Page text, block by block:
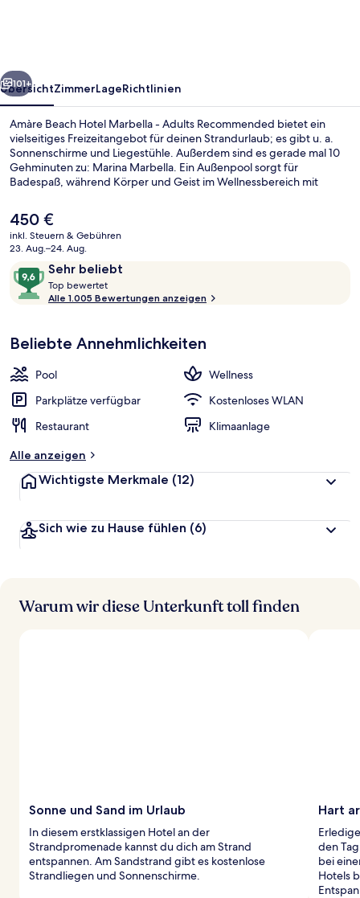
Recommended
Weiter
101+
ÜbersichtZimmerLageRichtlinien
Amàre Beach Hotel Marbella - Adults Recommended bietet ein
vielseitiges Freizeitangebot für deinen Strandurlaub; es gibt u. a.
Sonnenschirme und Liegestühle. Außerdem sind es gerade mal 10
Gehminuten zu: Marina Marbella. Ein Außenpool sorgt für
Badespaß, während Körper und Geist im Wellnessbereich mit
werden. Mare Nostrum ist auf internationale Küche spezialisiert und
eines von insgesamt 3 Restaurants und 2 Bars/Lounges. Eine
Poolbar, Fitnessmöglichkeiten und ein Whirlpool sind weitere
Highlights. Andere Reisende lieben das hilfsbereite Personal und
das Frühstück.
Der
aktuelle
Preis
450 €.
450 €
inkl. Steuern & Gebühren
23. Aug.–24. Aug.
Bewertungen
Sehr beliebt
9,6
von
10,
beliebt
Top bewertet
o
b
r
Alle 1.005 Bewertungen anzeigen
Beliebte Annehmlichkeiten
Pool
Wellness
Parkplätze verfügbar
Kostenloses WLAN
Restaurant
Klimaanlage
Alle anzeigen
Wichtigste Merkmale (12)
Sich wie zu Hause fühlen (6)
Warum wir diese Unterkunft toll finden
Sonne und Sand im Urlaub
In diesem erstklassigen Hotel an der
Strandpromenade kannst du dich am Strand
entspannen. Am Sandstrand gibt es kostenlose
Strandliegen und Sonnenschirme.
Hart
den
bei
Hotels